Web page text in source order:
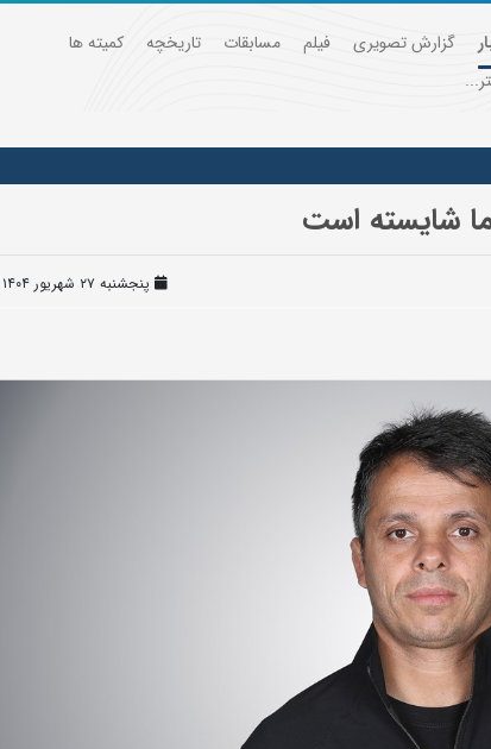
گزارش تصویری فیلم مسابقات تاریخچه
کمیته ها
شایسته است
پنجشنبه ۲۷ شهریور ۱۴۰۴